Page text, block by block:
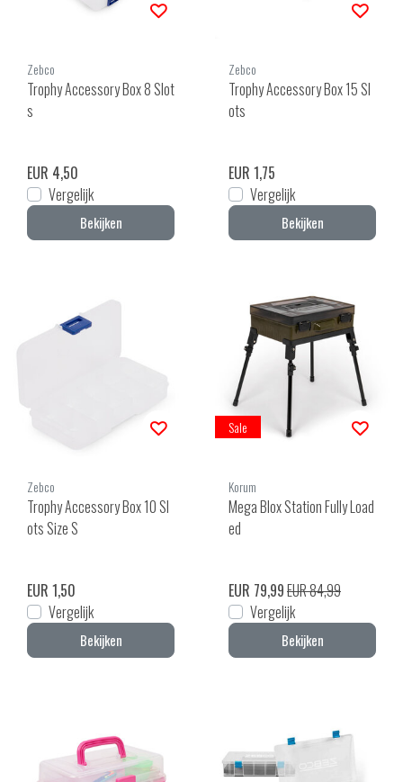
Zebco
Trophy Accessory Box 8 Slot
s
EUR 4,50
Vergelijk
Bekijken
Zebco
Trophy Accessory Box 15 Sl
ots
EUR 1,75
Vergelijk
Bekijken
Zebco
Trophy Accessory Box 10 Sl
ots Size S
EUR 1,50
Vergelijk
Bekijken
Sale
Korum
Mega Blox Station Fully Load
ed
EUR 79,99EUR 84,99
Vergelijk
Bekijken